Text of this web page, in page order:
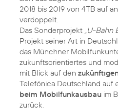
2018 bis 2019 von 4TB auf
verdoppelt.
Das Sonderprojekt „U-Bahn
Projekt seiner Art in
das Münchner
zukunftsorientiertes und
mit Blick auf den
Telefónica Deutschland auf
beim Mobilfunkausbau im
zurück.